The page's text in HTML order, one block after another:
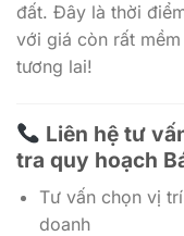
đất. Đây là thời
với giá còn rất
tương lai!
Liên hệ tư
tra quy hoạch
Tư vấn chọn vị
doanh